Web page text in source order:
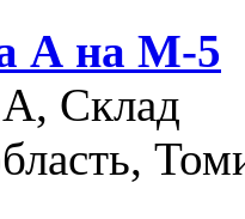
А на М-5
Склад